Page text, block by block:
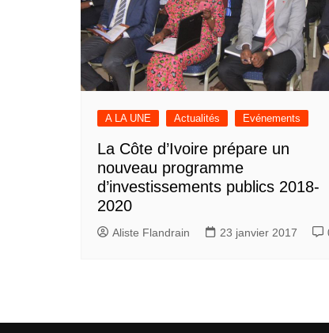
A LA UNE Actualités Evénements
La Côte d’Ivoire prépare un
nouveau programme
d’investissements publics 2018-
2020
Aliste Flandrain 23 janvier 2017